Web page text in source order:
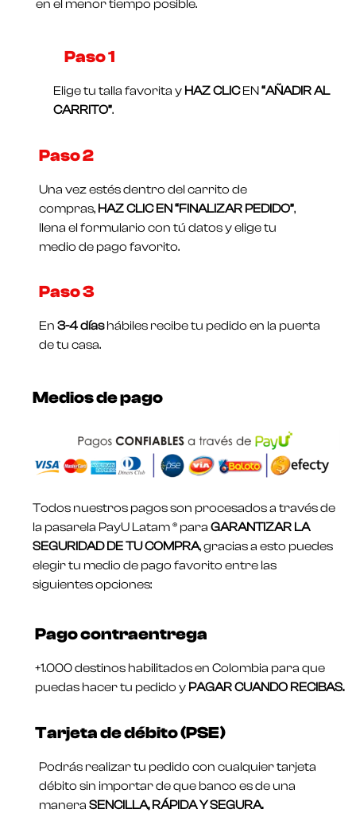
en el menor tiempo posible.
Paso 1​
Elige tu talla favorita y HAZ CLICEN“AÑADIR AL
CARRITO”.
Paso 2
Una vez estés dentro del carrito de
compras, HAZ CLIC EN “FINALIZAR PEDIDO”,
llena el formulario con tú datos y elige tu
medio de pago favorito.
Paso 3
En3-4 díashábiles recibe tu pedido en la puerta
de tu casa.
Medios de pago
Todos nuestros pagos son procesados a través de
la pasarela PayU Latam ® para GARANTIZAR LA
SEGURIDAD DE TU COMPRA, gracias a esto puedes
elegir tu medio de pago favorito entre las
siguientes opciones:
Pago contraentrega
+1.000 destinos habilitados en Colombia para que
puedas hacer tu pedido y PAGAR CUANDO RECIBAS.
Tarjeta de débito (PSE)
Podrás realizar tu pedido con cualquier tarjeta
débito sin importar de que banco es de una
manera SENCILLA, RÁPIDA Y SEGURA.